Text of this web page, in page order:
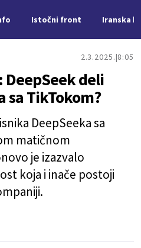
Istočni front Iranska
2.3.2025. 8:05
deli
sa TikTokom?
DeepSeeka sa
matičnom
je izazvalo
koja i inače postoji